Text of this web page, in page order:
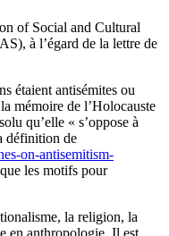
of Social and Cultural
à l’égard de la lettre de
étaient antisémites ou
mémoire de l’Holocauste
qu’elle « s’oppose à
définition de
on-antisemitism-
les motifs pour
la religion, la
en anthropologie. Il est